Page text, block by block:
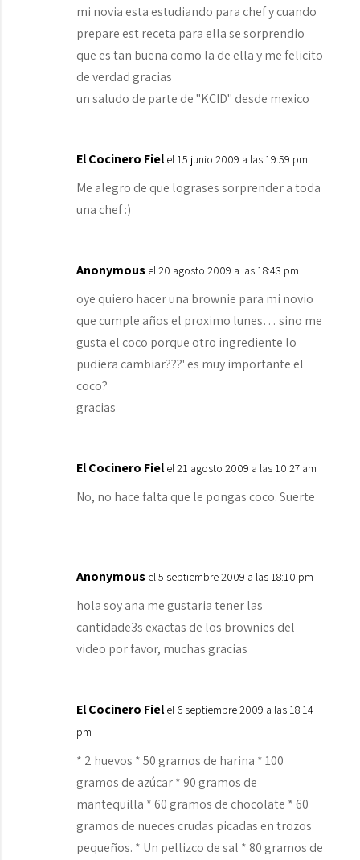
mi novia esta estudiando para chef y cuando
prepare est receta para ella se sorprendio
que es tan buena como la de ella y me felicito
de verdad gracias
un saludo de parte de "KCID" desde mexico
El Cocinero Fiel el 15 junio 2009 a las 19:59 pm
Me alegro de que lograses sorprender a toda
una chef :)
Anonymous el 20 agosto 2009 a las 18:43 pm
oye quiero hacer una brownie para mi novio
que cumple años el proximo lunes… sino me
gusta el coco porque otro ingrediente lo
pudiera cambiar???' es muy importante el
coco?
gracias
El Cocinero Fiel el 21 agosto 2009 a las 10:27 am
No, no hace falta que le pongas coco. Suerte
Anonymous el 5 septiembre 2009 a las 18:10 pm
hola soy ana me gustaria tener las
cantidade3s exactas de los brownies del
video por favor, muchas gracias
El Cocinero Fiel el 6 septiembre 2009 a las 18:14
pm
* 2 huevos * 50 gramos de harina * 100
gramos de azúcar * 90 gramos de
mantequilla * 60 gramos de chocolate * 60
gramos de nueces crudas picadas en trozos
pequeños. * Un pellizco de sal * 80 gramos de